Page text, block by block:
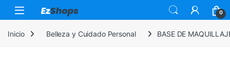
Saltar a la navegación
Saltar al contenido
0
Inicio Belleza y Cuidado Personal BASE DE